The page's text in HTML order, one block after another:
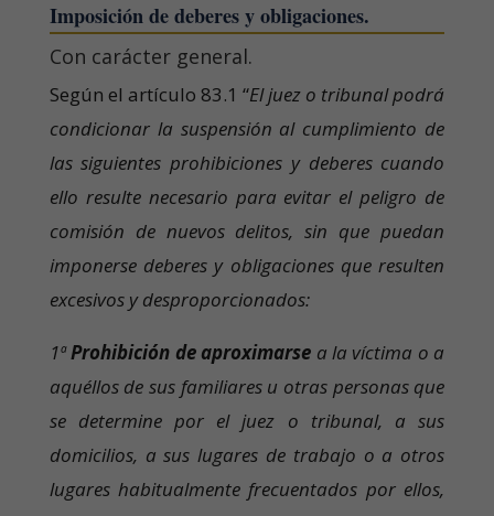
Imposición de deberes y obligaciones.
Con carácter general.
Según el artículo 83.1 “El juez o tribunal podrá
condicionar la suspensión al cumplimiento de
las siguientes prohibiciones y deberes cuando
ello resulte necesario para evitar el peligro de
comisión de nuevos delitos, sin que puedan
imponerse deberes y obligaciones que resulten
excesivos y desproporcionados:
1ªProhibición de aproximarse a la víctima o a
aquéllos de sus familiares u otras personas que
se determine por el juez o tribunal, a sus
domicilios, a sus lugares de trabajo o a otros
lugares habitualmente frecuentados por ellos,